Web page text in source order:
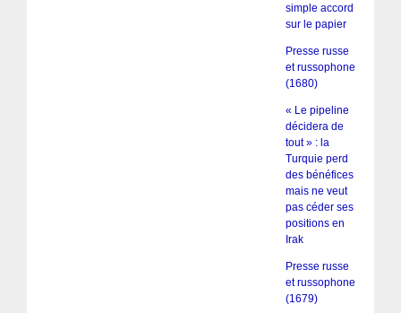
simple accord
sur le papier
Presse russe
et russophone
(1680)
« Le pipeline
décidera de
tout » : la
Turquie perd
des bénéfices
mais ne veut
pas céder ses
positions en
Irak
Presse russe
et russophone
(1679)